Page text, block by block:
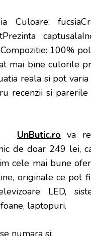
Culoare:
100%
mai bine culorile
reala si pot
recenzii si
UnButic.ro va
de doar 249 lei,
cele mai bune
originale ce pot
LED,
laptopuri.
numara si: